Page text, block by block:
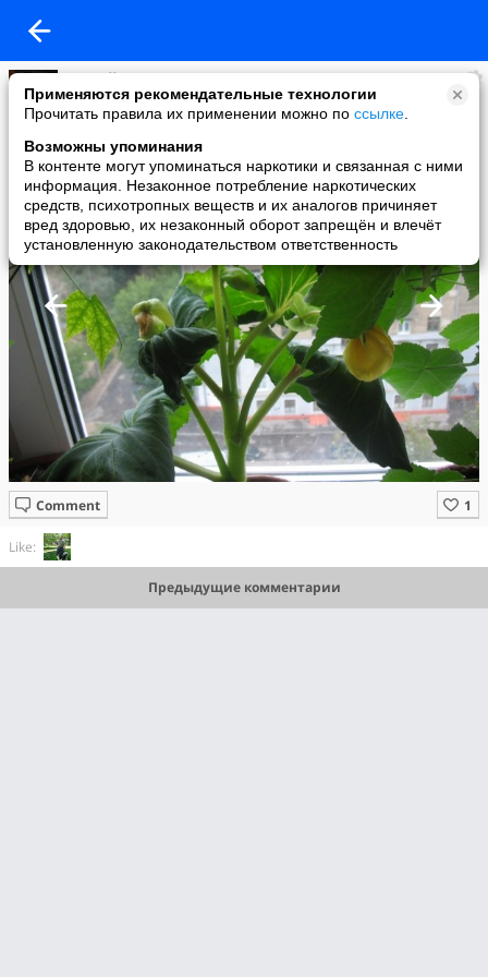
Применяются рекомендательные технологии
Прочитать правила их применении можно по ссылке
Возможны упоминания
В контенте могут упоминаться наркотики и связанная с ними
информация. Незаконное потребление наркотических
средств, психотропных веществ и их аналогов причиняет
вред здоровью, их незаконный оборот запрещён и влечёт
установленную законодательством ответственность
Андрей Новиков
added a photo
25 Sep в 18:35
Comment
Like:
Предыдущие комментарии